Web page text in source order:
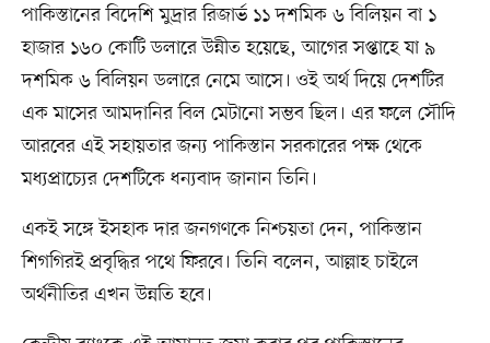
পাকিস্তানের বিদেশি মুদ্রার রিজার্ভ ১১ দশমিক ৬ বিলিয়ন বা ১
হাজার ১৬০ কোটি ডলারে উন্নীত হয়েছে, আগের সপ্তাহে যা ৯
দশমিক ৬ বিলিয়ন ডলারে নেমে আসে। ওই অর্থ দিয়ে দেশটির
এক মাসের আমদানির বিল মেটানো সম্ভব ছিল। এর ফলে সৌদি
আরবের এই সহায়তার জন্য পাকিস্তান সরকারের পক্ষ থেকে
মধ্যপ্রাচ্যের দেশটিকে ধন্যবাদ জানান তিনি।
একই সঙ্গে ইসহাক দার জনগণকে নিশ্চয়তা দেন, পাকিস্তান
শিগগিরই প্রবৃদ্ধির পথে ফিরবে। তিনি বলেন, আল্লাহ চাইলে
অর্থনীতির এখন উন্নতি হবে।